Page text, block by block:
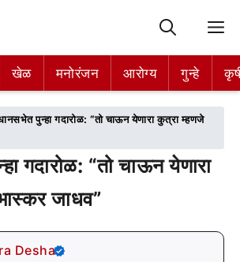
खेळ मनोरंजन आरोग्य गुन्हे
खेळ मनोरंजन आरोग्य गुन्हे
पुन्हा गदारोळ: “तो चाऊन येणारा कुत्रा म्हणजे
गदारोळ: “तो चाऊन येणारा
जाधव”
Desha